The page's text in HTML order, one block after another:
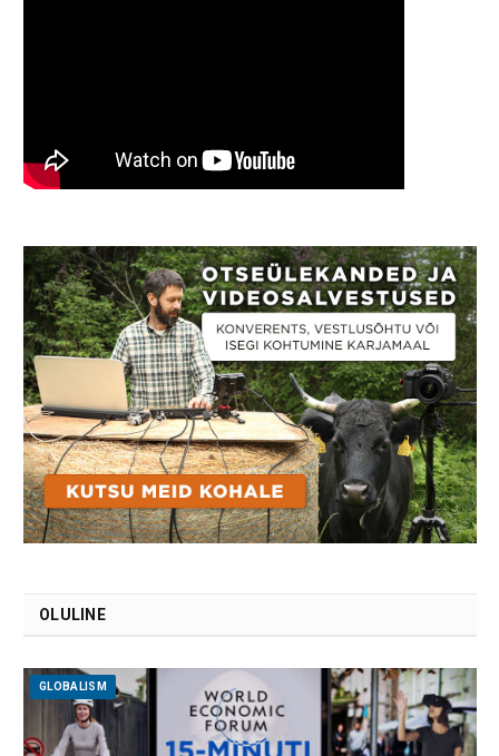
OLULINE
GLOBALISM